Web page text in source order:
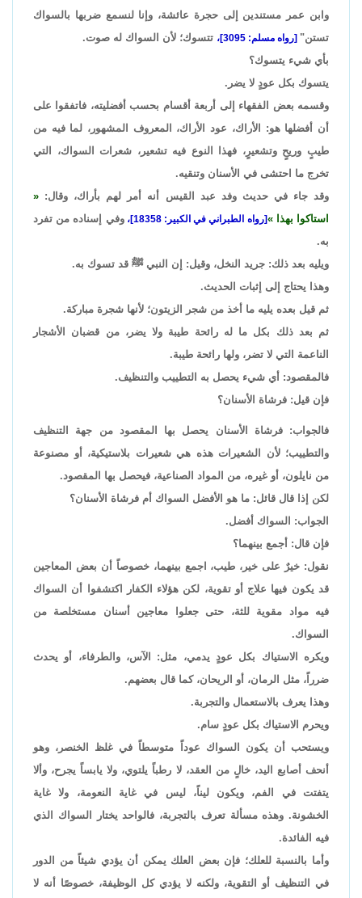
وابن عمر مستندين إلى حجرة عائشة، وإنا لنسمع ضربها بالسواك
تستن" [رواه مسلم: 3095]،
تتسوك؛ لأن السواك له صوت.
بأي شيء يتسوك؟
يتسوك بكل عودٍ لا يضر.
وقسمه بعض الفقهاء إلى أربعة أقسام بحسب أفضليته، فاتفقوا على
أن أفضلها هو: الأراك، عود الأراك، المعروف المشهور، لما فيه من
طيبٍ وريحٍ وتشعيرٍ، فهذا النوع فيه تشعير، شعرات السواك، التي
تخرج ما احتشى في الأسنان وتنقيه.
وقد جاء في حديث وفد عبد القيس أنه أمر لهم بأراك، وقال:
استاكوا بهذا
[رواه الطبراني في الكبير: 18358]،
وفي إسناده من تفرد
به.
ويليه بعد ذلك: جريد النخل، وقيل: إن النبي ﷺ قد تسوك به.
وهذا يحتاج إلى إثبات الحديث.
ثم قيل بعده يليه ما أخذ من شجر الزيتون؛ لأنها شجرة مباركة.
ثم بعد ذلك بكل ما له رائحة طيبة ولا يضر، من قضبان الأشجار
الناعمة التي لا تضر، ولها رائحة طيبة.
فالمقصود: أي شيء يحصل به التطييب والتنظيف.
فإن قيل: فرشاة الأسنان؟
فالجواب: فرشاة الأسنان يحصل بها المقصود من جهة التنظيف
والتطييب؛ لأن الشعيرات هذه هي شعيرات بلاستيكية، أو مصنوعة
من نايلون، أو غيره، من المواد الصناعية، فيحصل بها المقصود.
لكن إذا قال قائل: ما هو الأفضل السواك أم فرشاة الأسنان؟
الجواب: السواك أفضل.
فإن قال: أجمع بينهما؟
نقول: خيرٌ على خير، طيب، اجمع بينهما، خصوصاً أن بعض المعاجين
قد يكون فيها علاج أو تقوية، لكن هؤلاء الكفار اكتشفوا أن السواك
فيه مواد مقوية للثة، حتى جعلوا معاجين أسنان مستخلصة من
السواك.
ويكره الاستياك بكل عودٍ يدمي، مثل: الآس، والطرفاء، أو يحدث
ضرراً، مثل الرمان، أو الريحان، كما قال بعضهم.
وهذا يعرف بالاستعمال والتجربة.
ويحرم الاستياك بكل عودٍ سام.
ويستحب أن يكون السواك عوداً متوسطاً في غلظ الخنصر، وهو
أنحف أصابع اليد، خالٍ من العقد، لا رطباً يلتوي، ولا يابساً يجرح، وألا
يتفتت في الفم، ويكون ليناً، ليس في غاية النعومة، ولا غاية
الخشونة. وهذه مسألة تعرف بالتجربة، فالواحد يختار السواك الذي
فيه الفائدة.
وأما بالنسبة للعلك؛ فإن بعض العلك يمكن أن يؤدي شيئاً من الدور
في التنظيف أو التقوية، ولكنه لا يؤدي كل الوظيفة، خصوصًا أنه لا